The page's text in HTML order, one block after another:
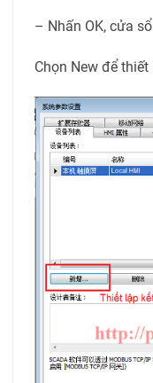
– Nhấn OK, cửa
Chọn New để